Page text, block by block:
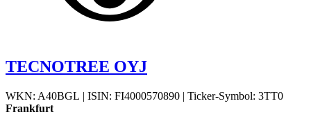
TECNOTREE OYJ
WKN: A40BGL | ISIN: FI4000570890 | Ticker-Symbol: 3TT0
Frankfurt